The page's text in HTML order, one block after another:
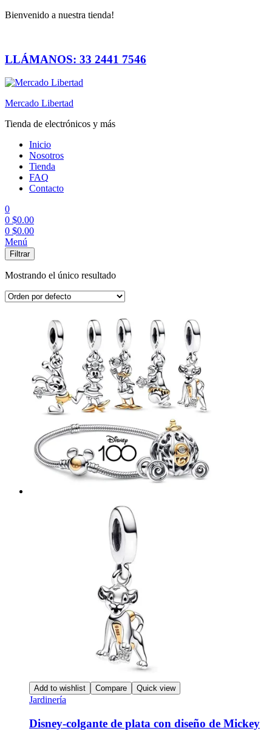
Bienvenido a nuestra tienda!
LLÁMANOS: 33 2441 7546
Mercado Libertad
Tienda de electrónicos y más
Inicio
Nosotros
Tienda
FAQ
Contacto
0
0 $0.00
0 $0.00
Menú
Filtrar
Mostrando el único resultado
Add to wishlist Compare Quick view
Jardinería
Disney-colgante de plata con diseño de Mickey